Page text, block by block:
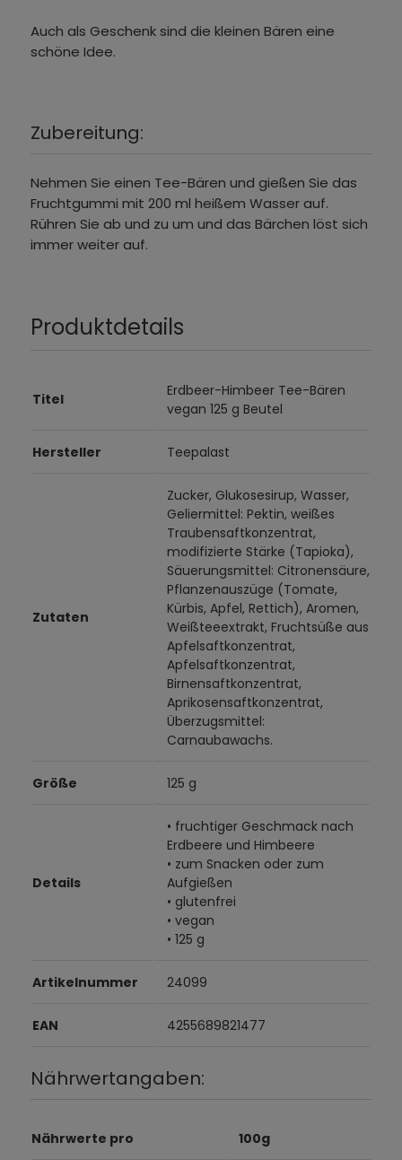
Auch als Geschenk sind die kleinen Bären eine
schöne Idee.
Zubereitung:
Nehmen Sie einen Tee-Bären und gießen Sie das
Fruchtgummi mit 200 ml heißem Wasser auf.
Rühren Sie ab und zu um und das Bärchen löst sich
immer weiter auf.
Produktdetails
Titel
Erdbeer-Himbeer Tee-Bären
vegan 125 g Beutel
Hersteller Teepalast
Zutaten
Zucker, Glukosesirup, Wasser,
Geliermittel: Pektin, weißes
Traubensaftkonzentrat,
modifizierte Stärke (Tapioka),
Säuerungsmittel: Citronensäure,
Pflanzenauszüge (Tomate,
Kürbis, Apfel, Rettich), Aromen,
Weißteeextrakt, Fruchtsüße aus
Apfelsaftkonzentrat,
Apfelsaftkonzentrat,
Birnensaftkonzentrat,
Aprikosensaftkonzentrat,
Überzugsmittel:
Carnaubawachs.
Größe 125 g
Details
• fruchtiger Geschmack nach
Erdbeere und Himbeere
• zum Snacken oder zum
Aufgießen
• glutenfrei
• vegan
• 125 g
Artikelnummer 24099
EAN 4255689821477
Nährwertangaben:
Nährwerte pro 100g